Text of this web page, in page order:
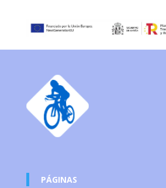
PÁGINAS